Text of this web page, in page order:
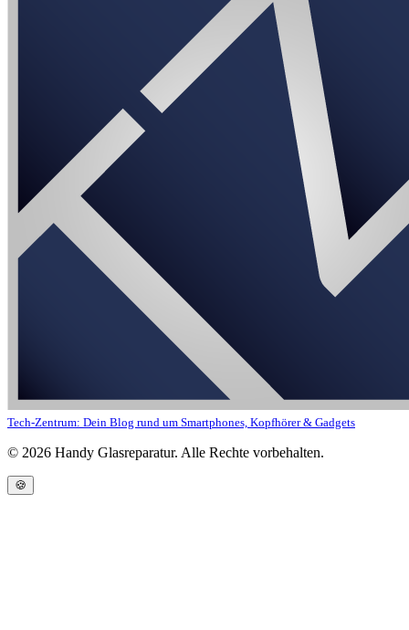
Tech-Zentrum: Dein Blog rund um Smartphones, Kopfhörer & Gadgets
© 2026 Handy Glasreparatur. Alle Rechte vorbehalten.
🍪